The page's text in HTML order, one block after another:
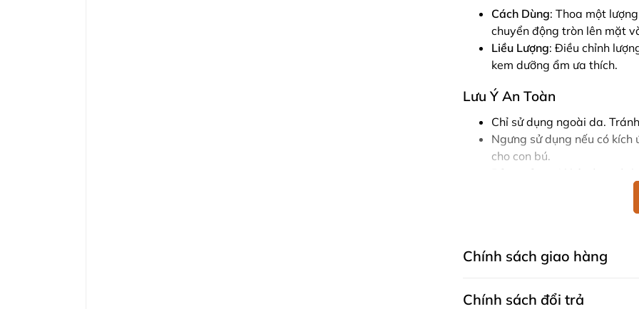
Cách Dùng: Thoa một
chuyển động tròn lên mặt
Liều Lượng: Điều chỉnh
kem dưỡng ẩm ưa thích.
Lưu Ý An Toàn
Chỉ sử dụng ngoài da.
Ngưng sử dụng nếu có
cho con bú.
Bảo quản nơi khô ráo,
Rosanna Advanced Recovery
hơn. Hãy để Rosanna
* Lưu ý: Các sản phẩm là thực
Chính sách giao hàng
Chính sách đổi trả